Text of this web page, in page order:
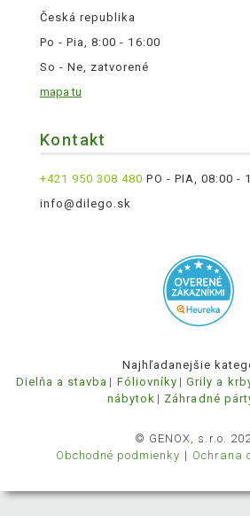
Česká republika
Po - Pia, 8:00 - 16:00
So - Ne, zatvorené
mapa tu
Kontakt
+421 950 308 480 PO - PIA, 08:00 -
info@dilego.sk
Najhľadanejšie
Dielňa a stavba
Fóliovníky Grily a
nábytok
Záhradné
© GENOX, s.r.o.
Obchodné podmienky
Ochrana